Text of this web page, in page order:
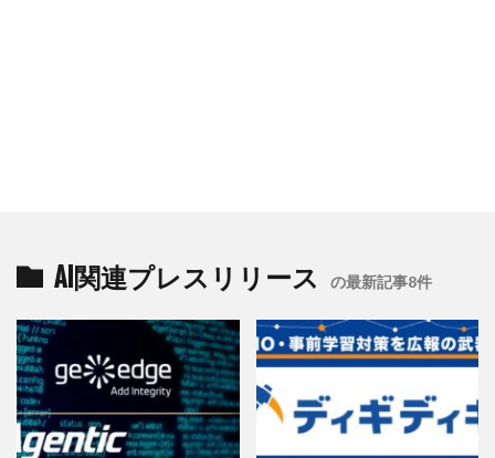
AI関連プレスリリース の最新記事8件